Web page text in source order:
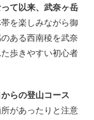
て以来、武奈ヶ岳
を楽しみながら御
ある西南稜を武奈
歩きやすい初心者
らの登山コース
があったりと注意